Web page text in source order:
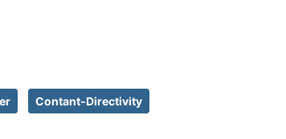
Contant-Directivity